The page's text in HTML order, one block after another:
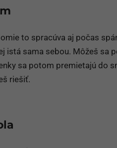
to spracúva aj počas
istá sama sebou. Môžeš sa
sa potom premietajú do
riešiť.